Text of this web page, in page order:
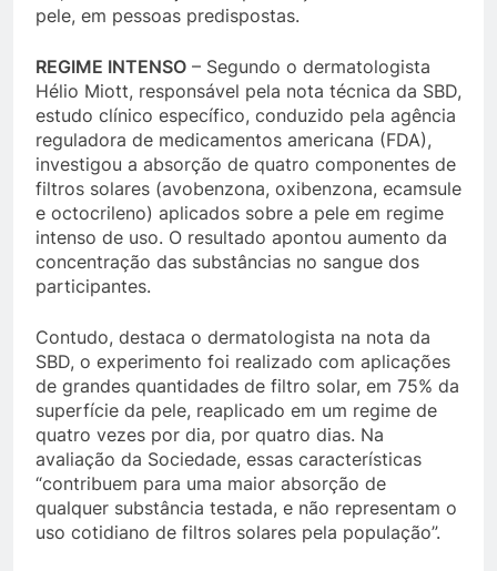
pele, em pessoas predispostas.
REGIME INTENSO – Segundo o dermatologista
Hélio Miott, responsável pela nota técnica da SBD,
estudo clínico específico, conduzido pela agência
reguladora de medicamentos americana (FDA),
investigou a absorção de quatro componentes de
filtros solares (avobenzona, oxibenzona, ecamsule
e octocrileno) aplicados sobre a pele em regime
intenso de uso. O resultado apontou aumento da
concentração das substâncias no sangue dos
participantes.
Contudo, destaca o dermatologista na nota da
SBD, o experimento foi realizado com aplicações
de grandes quantidades de filtro solar, em 75% da
superfície da pele, reaplicado em um regime de
quatro vezes por dia, por quatro dias. Na
avaliação da Sociedade, essas características
“contribuem para uma maior absorção de
qualquer substância testada, e não representam o
uso cotidiano de filtros solares pela população”.